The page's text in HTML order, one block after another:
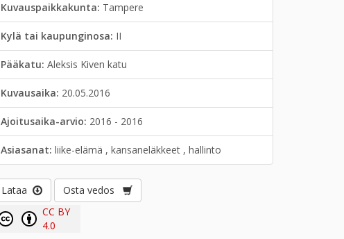
Kuvauspaikkakunta: Tampere
Kylä tai kaupunginosa: II
Pääkatu:Aleksis Kiven katu
Kuvausaika: 20.05.2016
Ajoitusaika-arvio: 2016 - 2016
Asiasanat:liike-elämä , kansaneläkkeet , hallinto
Lataa
Osta vedos
CC BY
4.0